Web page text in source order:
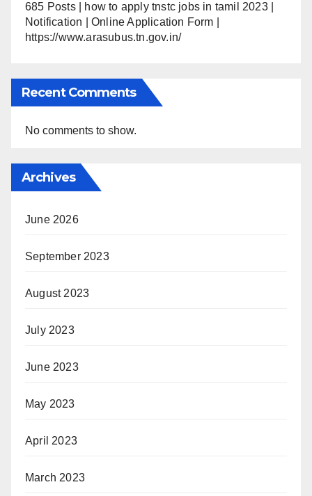
685 Posts | how to apply tnstc jobs in tamil 2023 |
Notification | Online Application Form |
https://www.arasubus.tn.gov.in/
Recent Comments
No comments to show.
Archives
June 2026
September 2023
August 2023
July 2023
June 2023
May 2023
April 2023
March 2023